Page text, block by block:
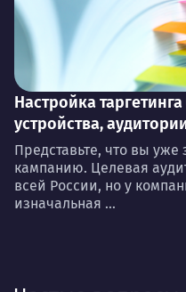
Настройка
устройства,
Представьте, что вы
кампанию. Целевая
всей России, но у
изначальная ...